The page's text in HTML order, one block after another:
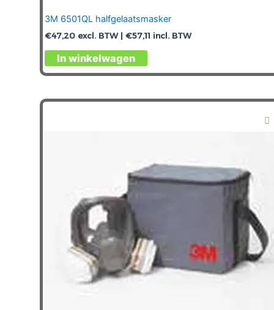
3M 6501QL halfgelaatsmasker
€47,20 excl. BTW | €57,11 incl. BTW
In winkelwagen